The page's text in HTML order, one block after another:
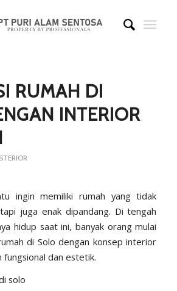
RUMAH DI
INTERIOR
ingin memiliki rumah yang tidak
juga enak dipandang. Di tengah
hidup saat ini, banyak orang mulai
di Solo dengan konsep interior
dan estetik.